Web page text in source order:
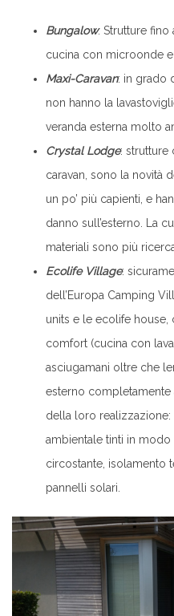
Bungalow: Strutture
cucina con microonde
Maxi-Caravan: in grado
non hanno la
veranda esterna molto
Crystal Lodge: strutture
caravan, sono la novità
un po’ più capienti, e
danno sull’esterno. La
materiali sono più
Ecolife Village:
dell’Europa Camping
units e le ecolife
comfort (cucina con
asciugamani oltre che
esterno completamente
della loro
ambientale tinti in modo
circostante, isolamento
pannelli solari.